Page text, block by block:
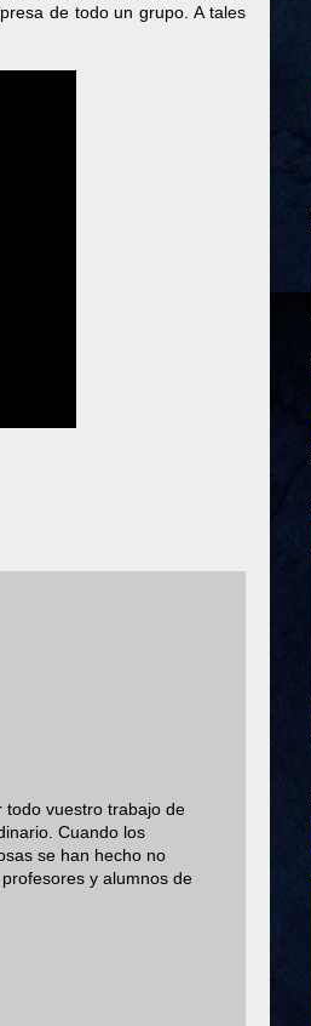
de todo un grupo. A tales
todo vuestro trabajo de
Cuando los
se han hecho no
y alumnos de